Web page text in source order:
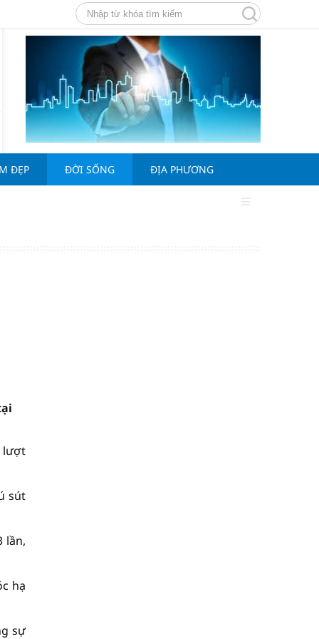
ĐẸP ĐỜI SỐNG ĐỊA PHƯƠNG
lượt
sút
lần,
hạ
sự